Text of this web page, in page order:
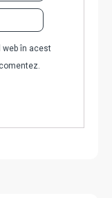
web în acest